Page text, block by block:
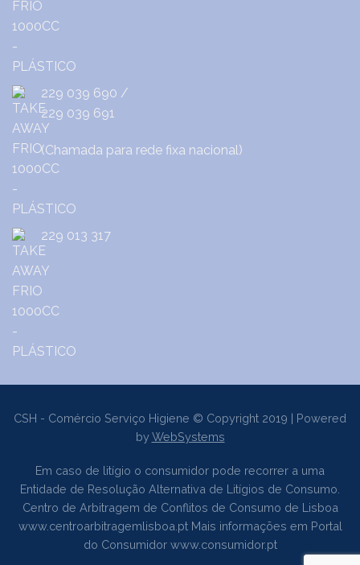
229 039 690 /
229 039 691
(Chamada para rede fixa nacional)
229 013 317
CSH - Comércio Serviço Higiene © Copyright 2019 | Powered
byWebSystems
Em caso de litígio o consumidor pode recorrer a uma
Entidade de Resolução Alternativa de Litígios de Consumo.
Centro de Arbitragem de Conflitos de Consumo de Lisboa
www.centroarbitragemlisboa.ptMais informações em Portal
do Consumidor www.consumidor.pt